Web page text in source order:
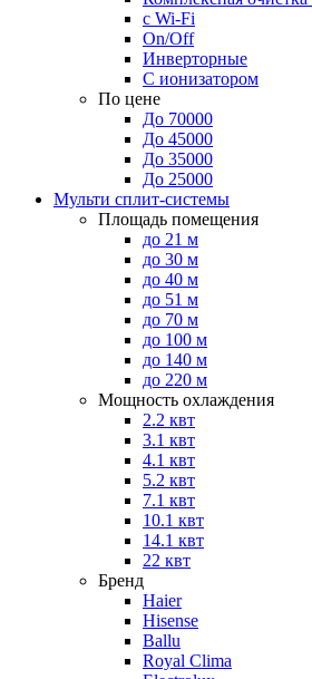
с Wi-Fi
On/Off
Инверторные
С ионизатором
По цене
До 70000
До 45000
До 35000
До 25000
Мульти сплит-системы
Площадь помещения
до 21 м
до 30 м
до 40 м
до 51 м
до 70 м
до 100 м
до 140 м
до 220 м
Мощность охлаждения
2.2 квт
3.1 квт
4.1 квт
5.2 квт
7.1 квт
10.1 квт
14.1 квт
22 квт
Бренд
Haier
Hisense
Ballu
Royal Clima